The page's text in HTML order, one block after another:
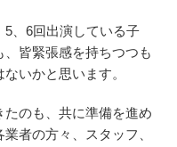
、6回出演している子
皆緊張感を持ちつつも
いかと思います。
のも、共に準備を進め
者の方々、スタッフ、